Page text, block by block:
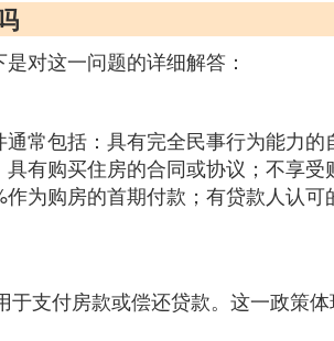
是对这一问题的详细解答：
常包括：具有完全民事行为能力的
有购买住房的合同或协议；不享
为购房的首期付款；有贷款人认
于支付房款或偿还贷款。这一政策